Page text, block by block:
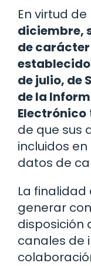
En virtud de
diciembre,
de
establecido
de julio, de
de la
Electrónico
de que sus
incluidos
datos de
La finalidad
generar
disposición
canales de